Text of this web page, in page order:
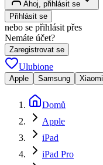
Ahoj, přihlásit se
Přihlásit se
nebo se přihlásit přes
Nemáte účet?
Zaregistrovat se
Ulubione
Apple Samsung Xiaomi
Domů
Apple
iPad
iPad Pro